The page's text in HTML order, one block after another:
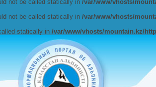
not be called statically in /var/www/vhosts/
not be called statically in /var/www/vhosts/
statically in /var/www/vhosts/mountain.kz/